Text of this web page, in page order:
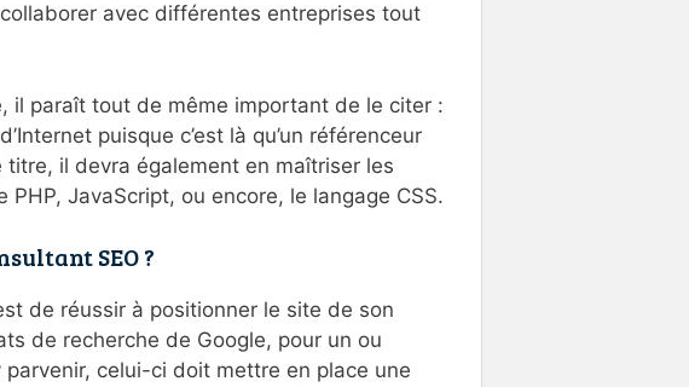
avec différentes entreprises tout
il paraît tout de même important de le citer :
puisque c’est là qu’un référenceur
il devra également en maîtriser les
JavaScript, ou encore, le langage CSS.
SEO ?
de réussir à positionner le site de son
de recherche de Google, pour un ou
celui-ci doit mettre en place une